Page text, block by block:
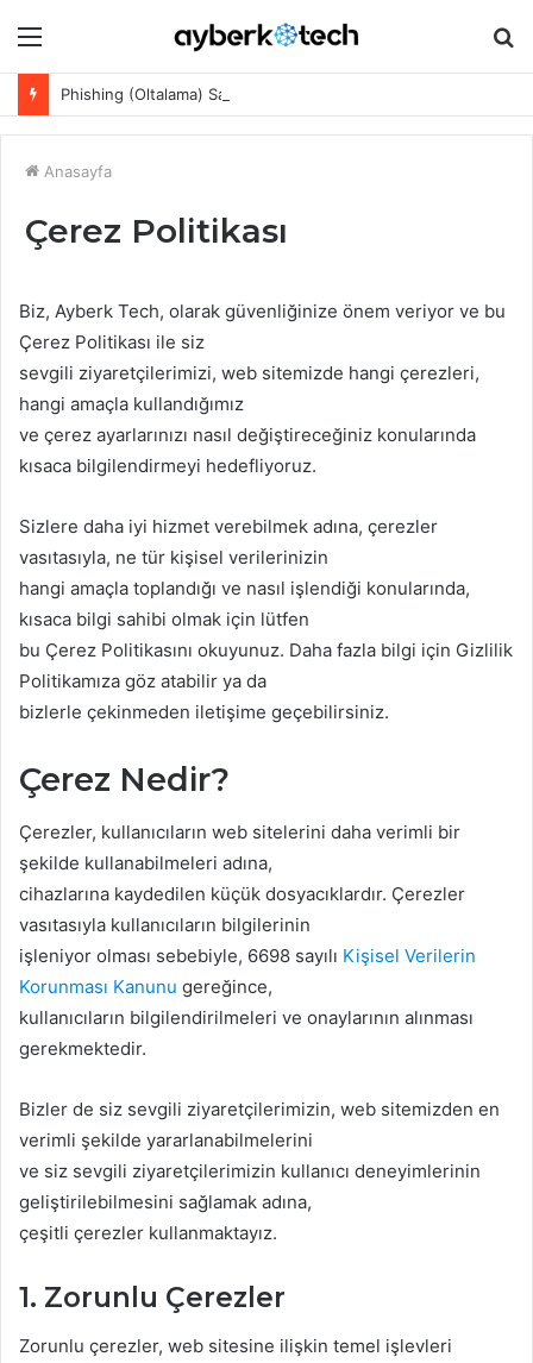
Menü
Anasayfa
Çerez Politikası
Biz, Ayberk Tech, olarak güvenliğinize önem veriyor ve bu
Çerez Politikası ile siz
sevgili ziyaretçilerimizi, web sitemizde hangi çerezleri,
hangi amaçla kullandığımız
ve çerez ayarlarınızı nasıl değiştireceğiniz konularında
kısaca bilgilendirmeyi hedefliyoruz.
Sizlere daha iyi hizmet verebilmek adına, çerezler
vasıtasıyla, ne tür kişisel verilerinizin
hangi amaçla toplandığı ve nasıl işlendiği konularında,
kısaca bilgi sahibi olmak için lütfen
bu Çerez Politikasını okuyunuz. Daha fazla bilgi için Gizlilik
Politikamıza göz atabilir ya da
bizlerle çekinmeden iletişime geçebilirsiniz.
Çerez Nedir?
Çerezler, kullanıcıların web sitelerini daha verimli bir
şekilde kullanabilmeleri adına,
cihazlarına kaydedilen küçük dosyacıklardır. Çerezler
vasıtasıyla kullanıcıların bilgilerinin
işleniyor olması sebebiyle, 6698 sayılı Kişisel Verilerin
Korunması Kanunu gereğince,
kullanıcıların bilgilendirilmeleri ve onaylarının alınması
gerekmektedir.
Bizler de siz sevgili ziyaretçilerimizin, web sitemizden en
verimli şekilde yararlanabilmelerini
ve siz sevgili ziyaretçilerimizin kullanıcı deneyimlerinin
geliştirilebilmesini sağlamak adına,
çeşitli çerezler kullanmaktayız.
1. Zorunlu Çerezler
Zorunlu çerezler, web sitesine ilişkin temel işlevleri